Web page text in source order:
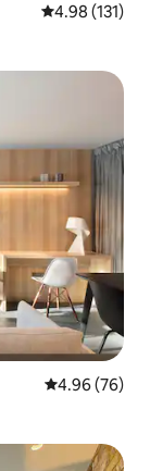
औसत रेटिंग 5 में से
4.98 (131)
औसत रेटिंग 5 में
4.96 (76)